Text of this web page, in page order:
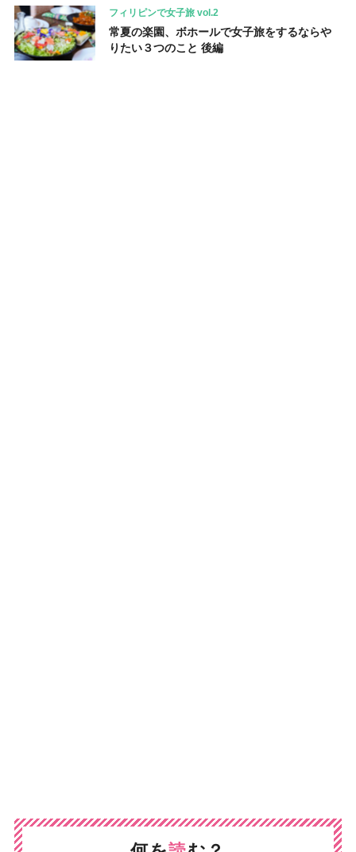
フィリピンで女子旅 vol.2
常夏の楽園、ボホールで女子旅をするならや
りたい３つのこと 後編